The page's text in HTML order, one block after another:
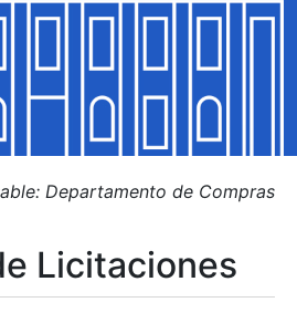
Departamento de Compras
Licitaciones